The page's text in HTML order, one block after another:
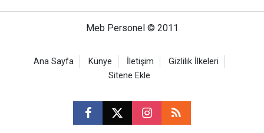
Meb Personel © 2011
Ana Sayfa Künye İletişim
Gizlilik İlkeleri
Sitene Ekle